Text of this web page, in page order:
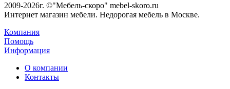
2009-2026г. ©"Мебель-скоро" mebel-skoro.ru
Интернет магазин мебели. Недорогая мебель в Москве.
Компания
Помощь
Информация
О компании
Контакты